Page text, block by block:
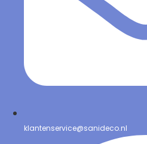
klantenservice@sanideco.nl